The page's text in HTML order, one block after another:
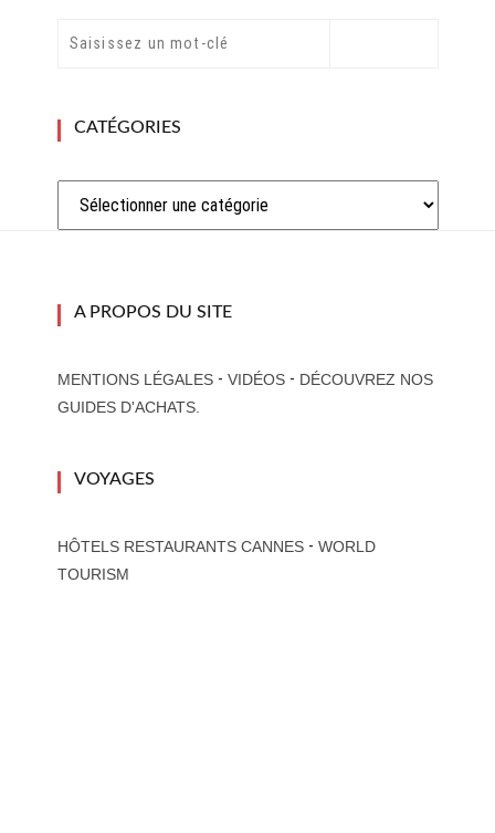
CATÉGORIES
A PROPOS DU SITE
MENTIONS LÉGALES- VIDÉOS- DÉCOUVREZ NOS
GUIDES D'ACHATS.
VOYAGES
HÔTELS RESTAURANTS CANNES- WORLD
TOURISM